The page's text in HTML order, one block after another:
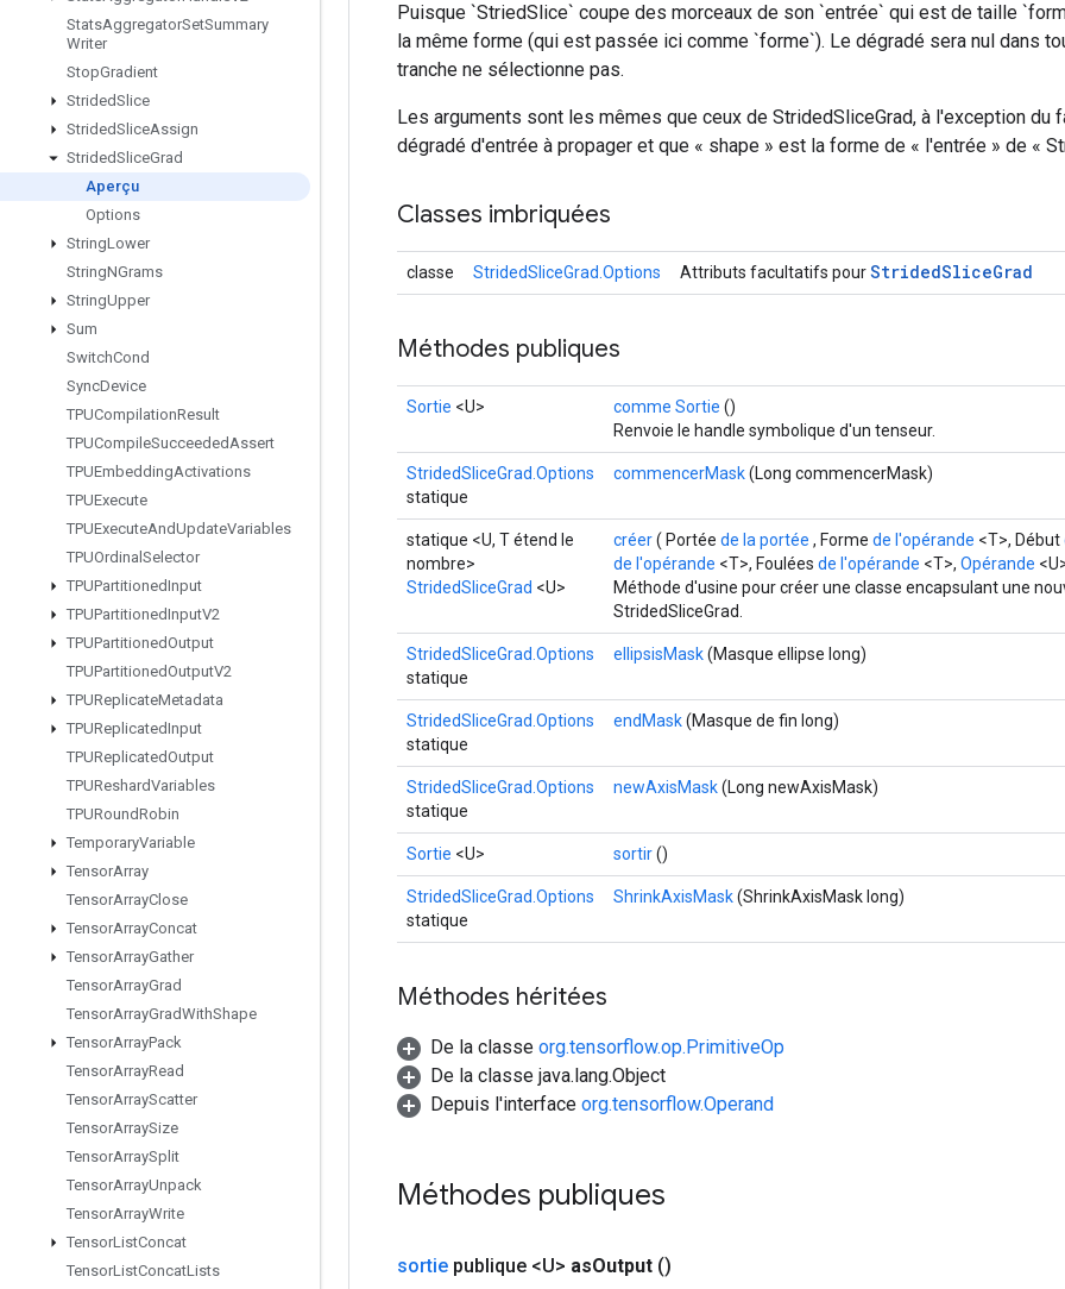
StatsAggregatorSetSummary
Writer
StopGradient
StridedSlice
StridedSliceAssign
StridedSliceGrad
Aperçu
Options
StringLower
StringNGrams
StringUpper
Sum
SwitchCond
SyncDevice
TPUCompilationResult
TPUCompileSucceededAssert
TPUEmbeddingActivations
TPUExecute
TPUExecuteAndUpdateVariables
TPUOrdinal Selector
TPUPartitionedInput
TPUPartitionedInputV2
TPUPartitionedOutput
TPUPartitionedOutputV2
TPUReplicateMetadata
TPUReplicatedInput
TPUReplicatedOutput
TPUReshardVariables
TPURoundRobin
TemporaryVariable
TensorArray
TensorArrayClose
TensorArrayConcat
TensorArrayGather
TensorArrayGrad
TensorArrayGradWithShape
TensorArrayPack
TensorArrayRead
TensorArrayScatter
TensorArraySize
TensorArraySplit
TensorArrayUnpack
TensorArrayWrite
TensorListConcat
TensorListConcatLists
Puisque `StriedSlice` coupe des morceaux de son `entrée` qui est de taille
la même forme (qui est passée ici comme `forme`). Le dégradé sera nul dans
tranche ne sélectionne pas.
Les arguments sont les mêmes que ceux de StridedSliceGrad, à l'exception du
dégradé d'entrée à propager et que « shape » est la forme de « l'entrée » de «
Classes imbriquées
classe StridedSliceGrad.Options Attributs facultatifs pourStridedSliceGrad
Méthodes publiques
Sortie <U> comme Sortie ()
Renvoie le handle symbolique d'un tenseur.
StridedSliceGrad.Options
statique
commencerMask(Long commencerMask)
statique <U, T étend le
nombre>
StridedSliceGrad <U>
créer( Portée de la portée , Forme de l'opérande <T>, Début
de l'opérande <T>, Foulées de l'opérande <T>, Opérande
Méthode d'usine pour créer une classe encapsulant une
StridedSliceGrad.
StridedSliceGrad.Options
statique
ellipsisMask(Masque ellipse long)
StridedSliceGrad.Options
statique
endMask(Masque de fin long)
StridedSliceGrad.Options
statique
newAxisMask(Long newAxisMask)
Sortie <U> sortir()
StridedSliceGrad.Options
statique
ShrinkAxisMask(ShrinkAxisMask long)
Méthodes héritées
De la classe org.tensorflow.op.PrimitiveOp
De la classe java.lang.Object
Depuis l'interface org.tensorflow.Operand
Méthodes publiques
sortie publique <U> asOutput ()